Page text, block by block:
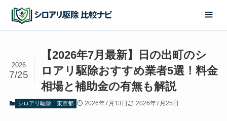
【2026年7月最新】日の出町のシ
ロアリ駆除おすすめ業者5選！料金
相場と補助金の有無も解説
2026
7/25
シロアリ駆除 東京都 2026年7月13日 2026年7月25日